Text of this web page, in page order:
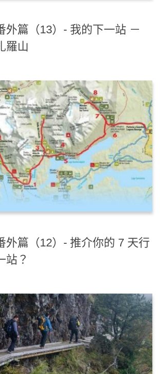
外篇（13）- 我的下一站 －
羅山
外篇（12）- 推介你的 7 天行
站？